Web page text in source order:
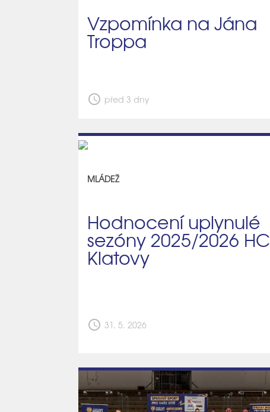
Vzpomínka na Jána
Troppa
schedule před 3 dny
MLÁDEŽ
Hodnocení uplynulé
sezóny 2025/2026 HC
Klatovy
schedule 31. 5. 2026